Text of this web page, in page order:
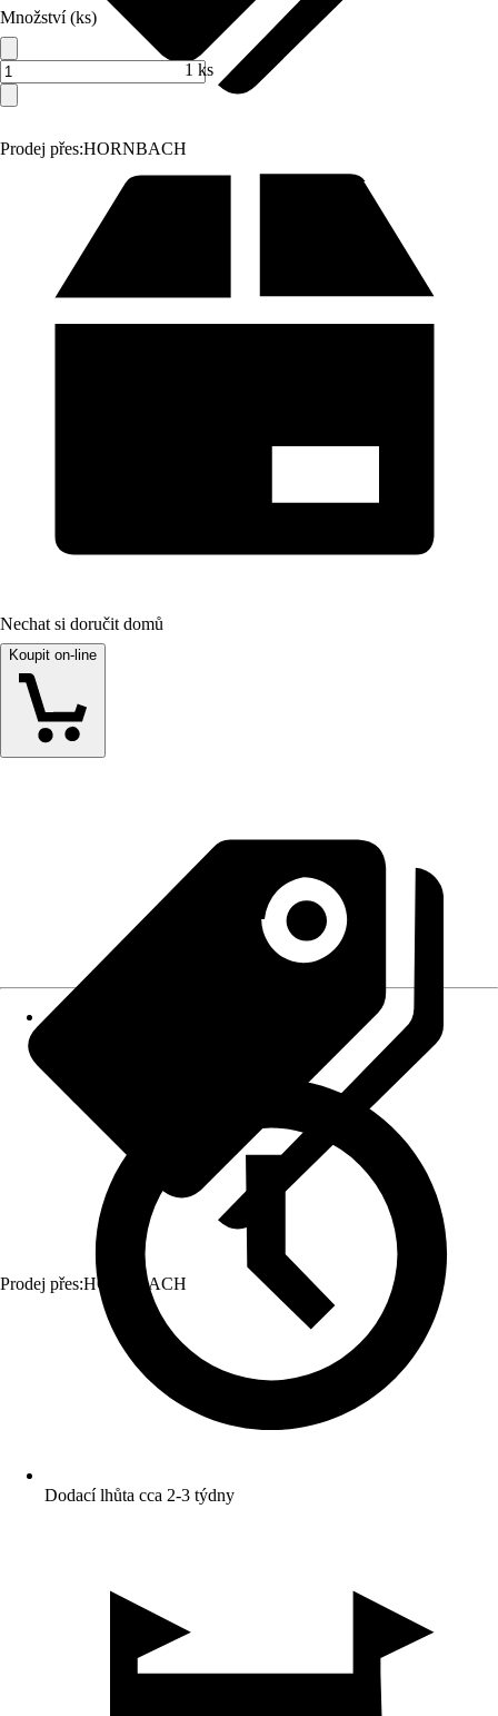
Prodej přes:HORNBACH
Množství (ks)
1 ks
Nechat si doručit domů
Koupit on-line
Prodej přes:HORNBACH
Dodací lhůta cca 2-3 týdny